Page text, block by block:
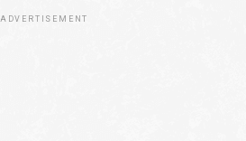
ADVERTISEMENT